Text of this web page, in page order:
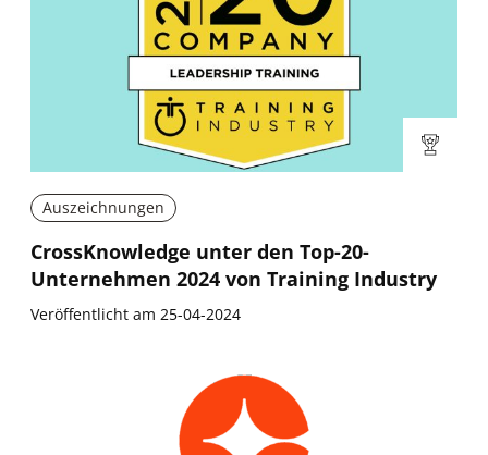
Auszeichnungen
CrossKnowledge unter den Top-20-
Unternehmen 2024 von Training Industry
Veröffentlicht am 25-04-2024